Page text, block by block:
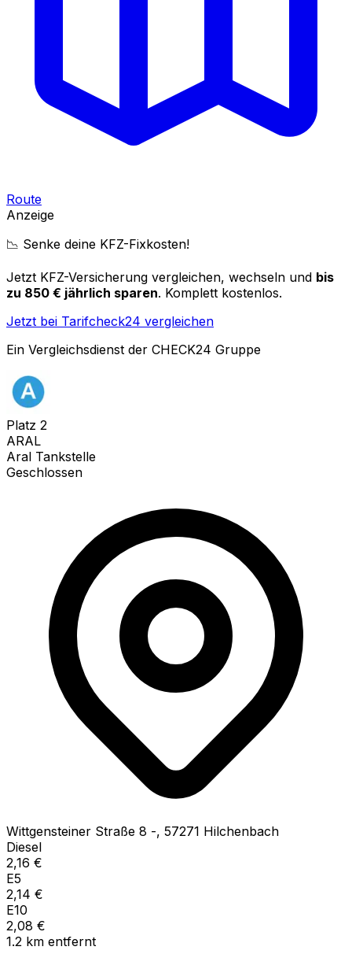
Route
Anzeige
📉 Senke deine KFZ-Fixkosten!
Jetzt KFZ-Versicherung vergleichen, wechseln und bis
zu 850 € jährlich sparen. Komplett kostenlos.
Jetzt bei Tarifcheck24 vergleichen
Ein Vergleichsdienst der CHECK24 Gruppe
Platz 2
ARAL
Aral Tankstelle
Geschlossen
Wittgensteiner Straße 8 -, 57271 Hilchenbach
Diesel
2,16 €
E5
2,14 €
E10
2,08 €
1.2 km entfernt